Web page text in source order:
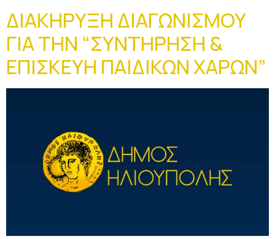
ΔΙΑΚΗΡΥΞΗ ΔΙΑΓΩΝΙΣΜΟΥ
ΓΙΑ ΤΗΝ “ΣΥΝΤΗΡΗΣΗ &
ΕΠΙΣΚΕΥΗ ΠΑΙΔΙΚΩΝ ΧΑΡΩΝ”